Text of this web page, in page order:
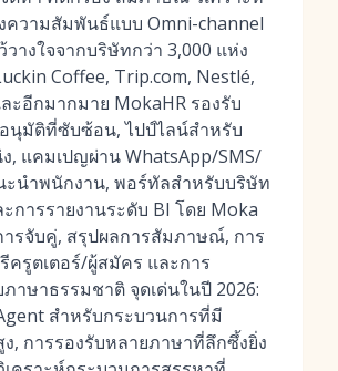
ความสัมพันธ์แบบ Omni-channel
างใจจากบริษัทกว่า 3,000 แห่ง
Coffee, Trip.com, Nestlé,
ะอีกมากมาย MokaHR รองรับ
นุมัติที่ซับซ้อน, ไปป์ไลน์สำหรับ
, แคมเปญผ่าน WhatsApp/SMS/
ะนำพนักงาน, พอร์ทัลสำหรับบริษัท
การรายงานระดับ BI โดย Moka
ารจับคู่, สรุปผลการสัมภาษณ์, การ
ครูตเตอร์/ผู้สมัคร และการ
ภาษาธรรมชาติ จุดเด่นในปี 2026:
สำหรับกระบวนการที่มี
, การรองรับหลายภาษาที่ลึกซึ้งยิ่ง